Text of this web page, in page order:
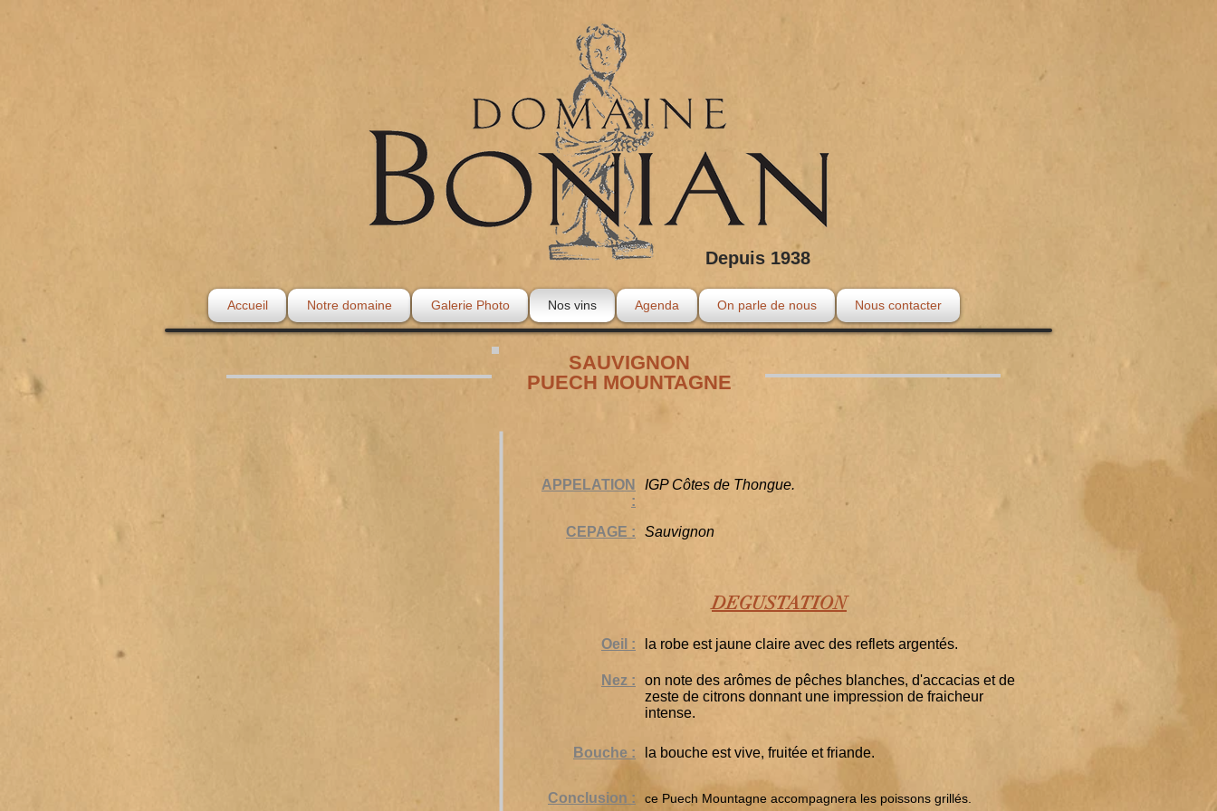
Depuis 1938
Accueil Notre domaine Galerie Photo Nos vins Agenda On parle de nous Nous contacter
SAUVIGNON
PUECH MOUNTAGNE
IGP Côtes de Thongue.
Sauvignon
DEGUSTATION
Oeil :
Bouche :
Nez :
Conclusion :
la robe est jaune claire avec des reflets argentés.
on note des arômes de pêches blanches, d'accacias et de
zeste de citrons donnant une impression de fraicheur
intense.
la bouche est vive, fruitée et friande.
ce Puech Mountagne accompagnera les poissons grillés.
APPELATION
:
CEPAGE :